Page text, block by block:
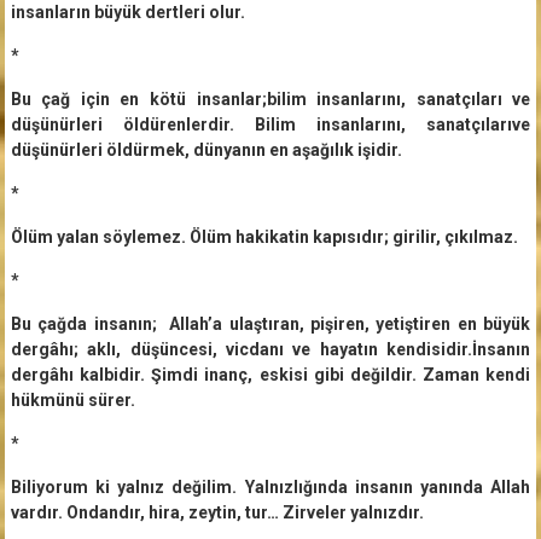
insanların büyük dertleri olur.
*
Bu çağ için en kötü insanlar;bilim insanlarını, sanatçıları ve
düşünürleri öldürenlerdir. Bilim insanlarını, sanatçılarıve
düşünürleri öldürmek, dünyanın en aşağılık işidir.
*
Ölüm yalan söylemez. Ölüm hakikatin kapısıdır; girilir, çıkılmaz.
*
Bu çağda insanın; Allah’a ulaştıran, pişiren, yetiştiren en büyük
dergâhı; aklı, düşüncesi, vicdanı ve hayatın kendisidir.İnsanın
dergâhı kalbidir. Şimdi inanç, eskisi gibi değildir. Zaman kendi
hükmünü sürer.
*
Biliyorum ki yalnız değilim. Yalnızlığında insanın yanında Allah
vardır. Ondandır, hira, zeytin, tur… Zirveler yalnızdır.